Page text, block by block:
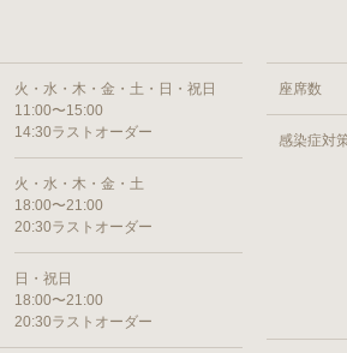
火・水・木・金・土・日・祝日
11:00〜15:00
14:30ラストオーダー
火・水・木・金・土
18:00〜21:00
20:30ラストオーダー
日・祝日
18:00〜21:00
20:30ラストオーダー
座席数
感染症対